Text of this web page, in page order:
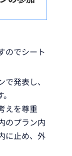
のでシート
発表し、
えを尊重
のプラン内
に止め、外